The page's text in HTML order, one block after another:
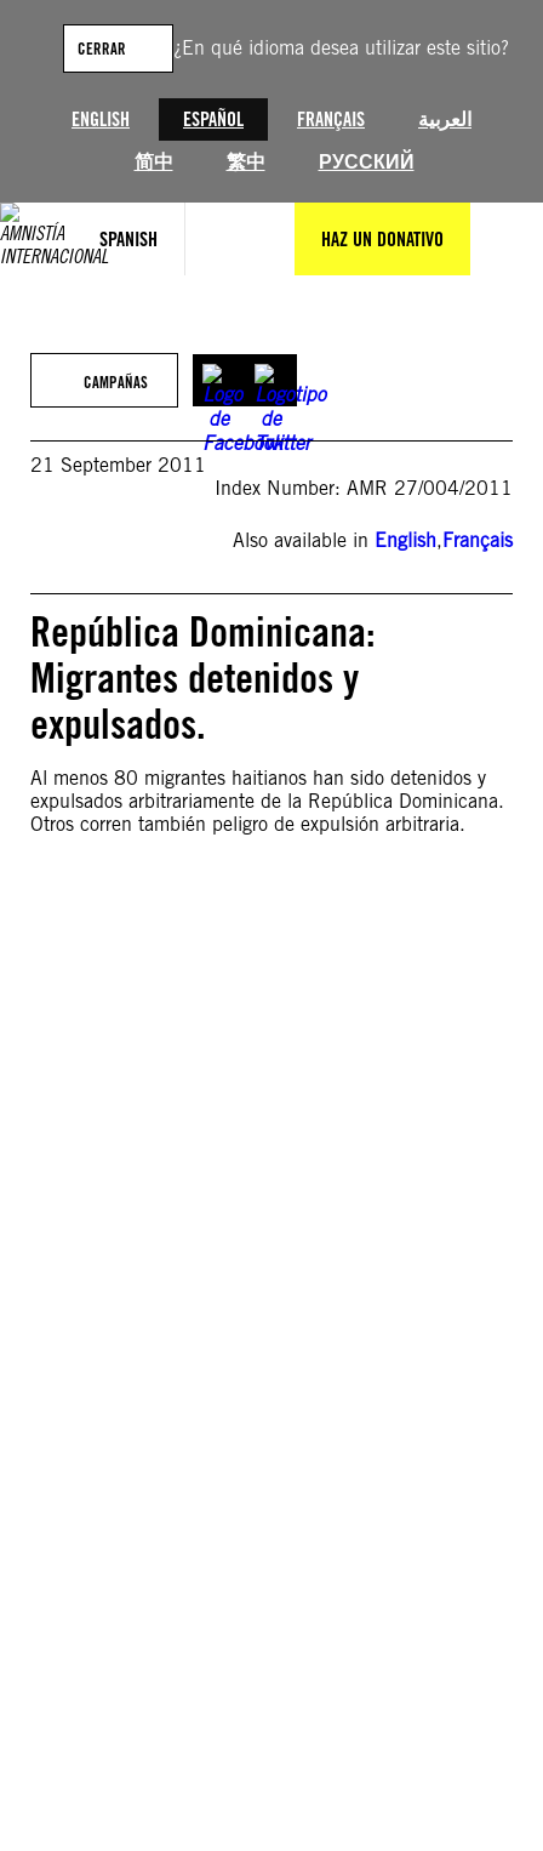
¿En qué idioma desea utilizar este sitio?
ENGLISH ESPAÑOL FRANÇAIS
العربية
简中
繁中 РУССКИЙ
CERRAR
SPANISH HAZ UN DONATIVO
contenido
CAMPAÑAS
21 September 2011
Index Number: AMR 27/004/2011
Also available in English,Français
República Dominicana:
Migrantes detenidos y
expulsados.
Al menos 80 migrantes haitianos han sido detenidos y
expulsados arbitrariamente de la República Dominicana.
Otros corren también peligro de expulsión arbitraria.